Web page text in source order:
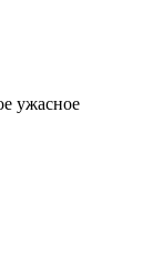
ужасное